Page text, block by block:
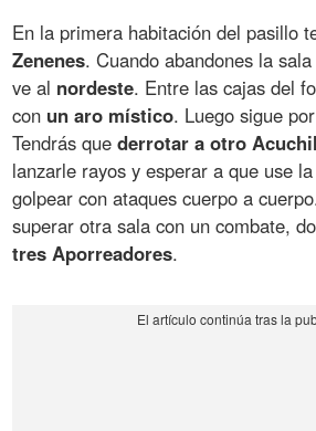
En la primera habitación del pasillo
Zenenes. Cuando abandones la
ve al nordeste. Entre las cajas del
con un aro místico. Luego sigue
Tendrás quederrotar a otro
lanzarle rayos y esperar a que use
golpear con ataques cuerpo a
superar otra sala con un combate,
tres Aporreadores.